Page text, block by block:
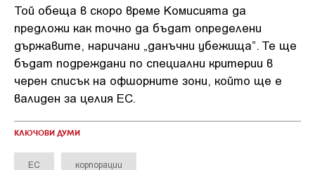
Той обеща в скоро време Комисията да
предложи как точно да бъдат определени
държавите, наричани „данъчни убежища”. Те ще
бъдат подреждани по специални критерии в
черен списък на офшорните зони, който ще е
валиден за целия ЕС.
КЛЮЧОВИ ДУМИ
ЕС корпорации